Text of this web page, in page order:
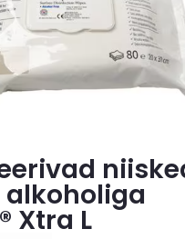
Xtra L